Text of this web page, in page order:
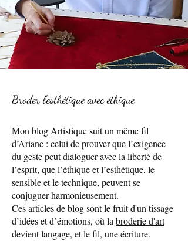
Broder l’esthétique avec éthique
Mon blog Artistique suit un même fil
d’Ariane : celui de prouver que l’exigence
du geste peut dialoguer avec la liberté de
l’esprit, que l’éthique et l’esthétique, le
sensible et le technique, peuvent se
conjuguer harmonieusement.
Ces articles de blog sont le fruit d'un tissage
d’idées et d’émotions, où labroderie d'art
devient langage, et le fil, une écriture.